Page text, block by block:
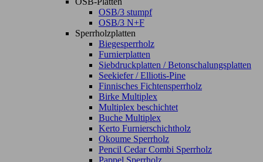
OSB/3 stumpf
OSB/3 N+F
Sperrholzplatten
Biegesperrholz
Furnierplatten
Siebdruckplatten / Betonschalungsplatten
Seekiefer / Elliotis-Pine
Finnisches Fichtensperrholz
Birke Multiplex
Multiplex beschichtet
Buche Multiplex
Kerto Furnierschichtholz
Okoume Sperrholz
Pencil Cedar Combi Sperrholz